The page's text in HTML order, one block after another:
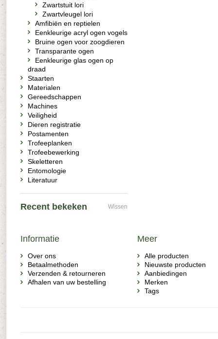
Zwartstuit lori
Zwartvleugel lori
Amfibiën en reptielen
Eenkleurige acryl ogen vogels
Bruine ogen voor zoogdieren
Transparante ogen
Eenkleurige glas ogen op
draad
Staarten
Materialen
Gereedschappen
Machines
Veiligheid
Dieren registratie
Postamenten
Trofeeplanken
Trofeebewerking
Skeletteren
Entomologie
Literatuur
Recent bekeken Wissen
Informatie
Over ons
Betaalmethoden
Verzenden & retourneren
Afhalen van uw bestelling
Meer
Alle producten
Nieuwste producten
Aanbiedingen
Merken
Tags